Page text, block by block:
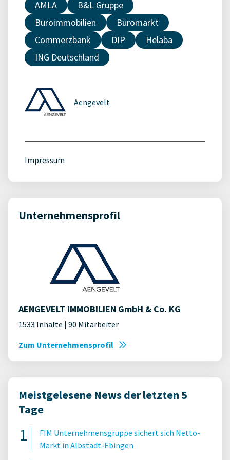
AMLA
B&L Gruppe
Büroimmobilien
Büromarkt
Commerzbank
DIP
Helaba
ING Deutschland
Aengevelt
Impressum
Unternehmensprofil
AENGEVELT IMMOBILIEN GmbH & Co. KG
1533 Inhalte | 90 Mitarbeiter
Zum Unternehmensprofil
Meistgelesene News der letzten 5
Tage
FIM Unternehmensgruppe sichert sich Netto-
Markt in Albstadt-Ebingen